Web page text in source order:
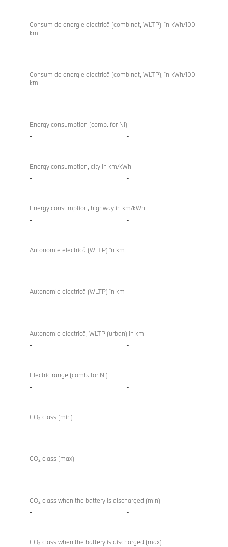
Consum de energie electrică (combinat, WLTP), în kWh/100
km
- -
Consum de energie electrică (combinat, WLTP), în kWh/100
km
- -
Energy consumption (comb. for NI)
- -
Energy consumption, city in km/kWh
- -
Energy consumption, highway in km/kWh
- -
Autonomie electrică (WLTP) în km
- -
Autonomie electrică (WLTP) în km
- -
Autonomie electrică, WLTP (urban) în km
- -
Electric range (comb. for NI)
- -
CO₂ class (min)
- -
CO₂ class (max)
- -
CO₂ class when the battery is discharged (min)
- -
CO₂ class when the battery is discharged (max)